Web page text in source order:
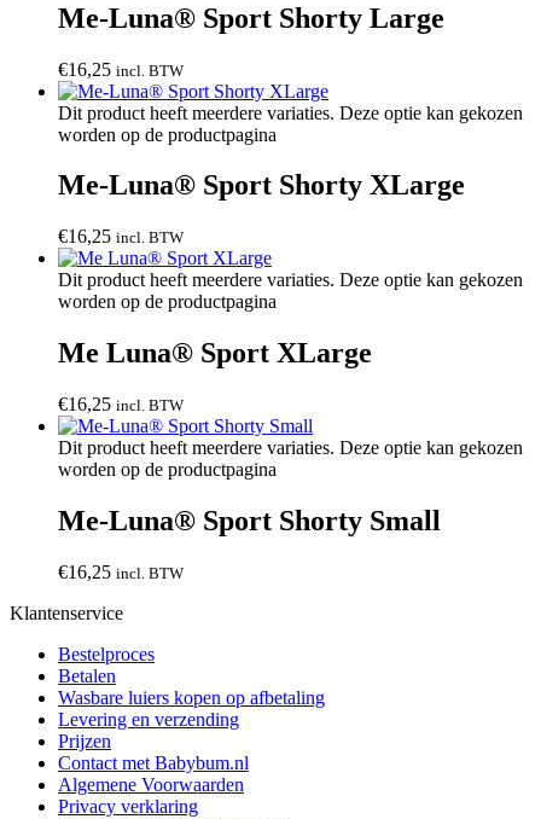
Me-Luna® Sport Shorty Large
€16,25 incl. BTW
Dit product heeft meerdere variaties. Deze optie kan gekozen
worden op de productpagina
Me-Luna® Sport Shorty XLarge
€16,25 incl. BTW
Dit product heeft meerdere variaties. Deze optie kan gekozen
worden op de productpagina
Me Luna® Sport XLarge
€16,25 incl. BTW
Dit product heeft meerdere variaties. Deze optie kan gekozen
worden op de productpagina
Me-Luna® Sport Shorty Small
€16,25 incl. BTW
Klantenservice
Bestelproces
Betalen
Wasbare luiers kopen op afbetaling
Levering en verzending
Prijzen
Contact met Babybum.nl
Algemene Voorwaarden
Privacy verklaring